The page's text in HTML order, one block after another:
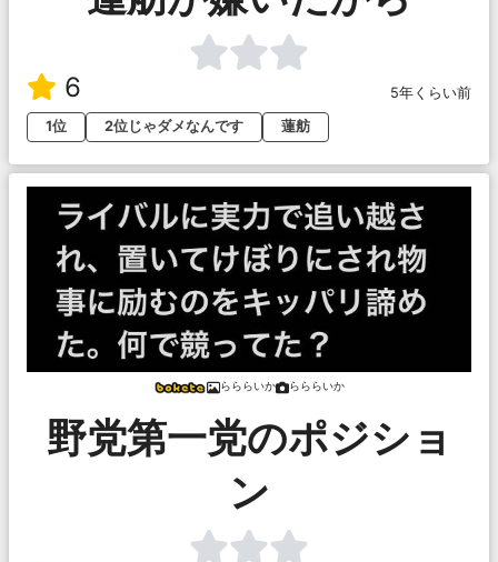
6
5年くらい前
1位
2位じゃダメなんです 蓮舫
らららいか らららいか
野党第一党のポジショ
ン